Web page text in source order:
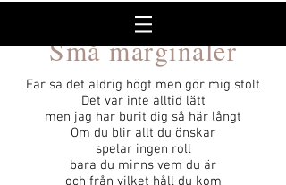
Små marginaler
Far sa det aldrig högt men gör mig stolt
Det var inte alltid lätt
men jag har burit dig så här långt
Om du blir allt du önskar
spelar ingen roll
bara du minns vem du är
och från vilket håll du kom